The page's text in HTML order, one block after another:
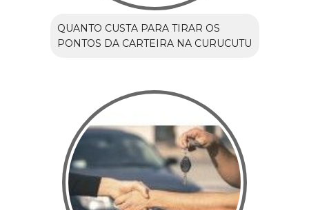
QUANTO CUSTA PARA TIRAR OS
PONTOS DA CARTEIRA NA CURUCUTU